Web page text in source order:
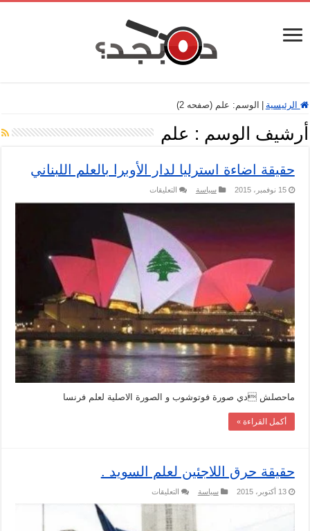
الرئيسية الوسم: علم (صفحه 2)
أرشيف الوسم : علم
حقيقة اضاءة استرليا لدار الأوبرا بالعلم اللبناني
15 نوفمبر، 2015 سياسة التعليقات
اضاءة
استرليا
بالعلم
اللبناني
مغلقة
ماحصلش دي صورة فوتوشوب و الصورة الاصلية لعلم فرنسا
أكمل القراءة »
حقيقة حرق اللاجئين لعلم السويد .
13 أكتوبر، 2015 سياسة التعليقات